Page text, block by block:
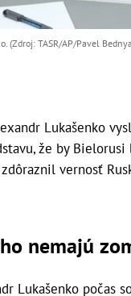
(Zdroj: TASR/AP/Pavel
Lukašenko
že by
vernosť
nemajú
Lukašenko počas